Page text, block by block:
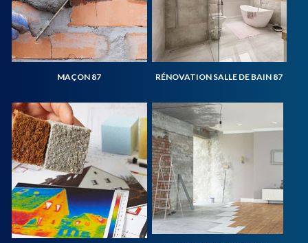
MAÇON 87 RÉNOVATION SALLE DE BAIN 87